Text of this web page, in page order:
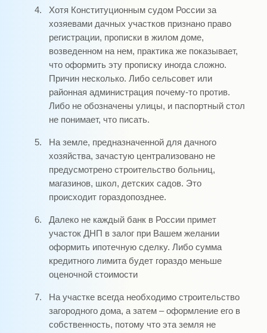
4.
Хотя Конституционным судом России за
хозяевами дачных участков признано право
регистрации, прописки в жилом доме,
возведенном на нем, практика же показывает,
что оформить эту прописку иногда сложно.
Причин несколько. Либо сельсовет или
районная администрация почему-то против.
Либо не обозначены улицы, и паспортный стол
не понимает, что писать.
5.
На земле, предназначенной для дачного
хозяйства, зачастую централизовано не
предусмотрено строительство больниц,
магазинов, школ, детских садов. Это
происходит гораздопозднее.
6.
Далеко не каждый банк в России примет
участок ДНП в залог при Вашем желании
оформить ипотечную сделку. Либо сумма
кредитного лимита будет гораздо меньше
оценочной стоимости
7.
На участке всегда необходимо строительство
загородного дома, а затем – оформление его в
собственность, потому что эта земля не